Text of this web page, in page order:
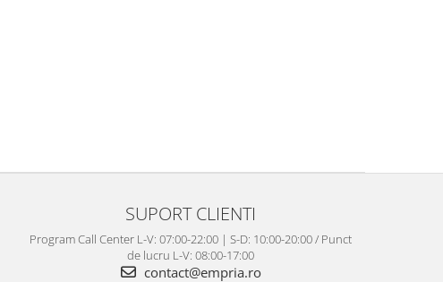
SUPORT CLIENTI
Program Call Center L-V: 07:00-22:00 | S-D: 10:00-20:00 / Punct
de lucru L-V: 08:00-17:00
contact@empria.ro